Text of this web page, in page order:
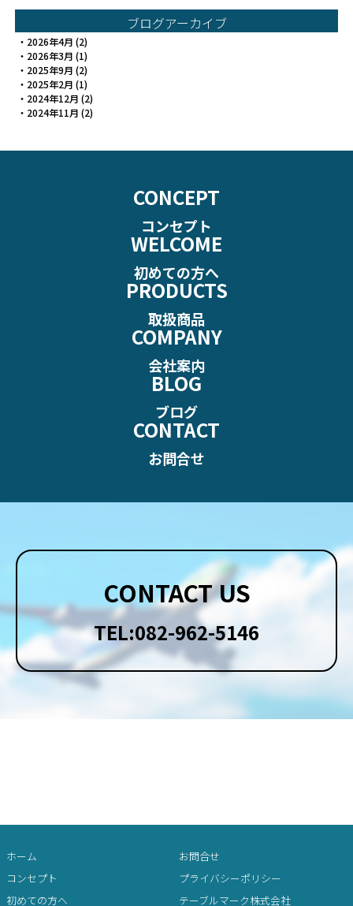
ブログアーカイブ
・ 2026年4月 (2)
・ 2026年3月 (1)
・ 2025年9月 (2)
・ 2025年2月 (1)
・ 2024年12月 (2)
・ 2024年11月 (2)
CONCEPT
コンセプト
WELCOME
初めての方へ
PRODUCTS
取扱商品
COMPANY
会社案内
BLOG
ブログ
CONTACT
お問合せ
CONTACT US
TEL:082-962-5146
ホーム
コンセプト
初めての方へ
お問合せ
プライバシーポリシー
テーブルマーク株式会社